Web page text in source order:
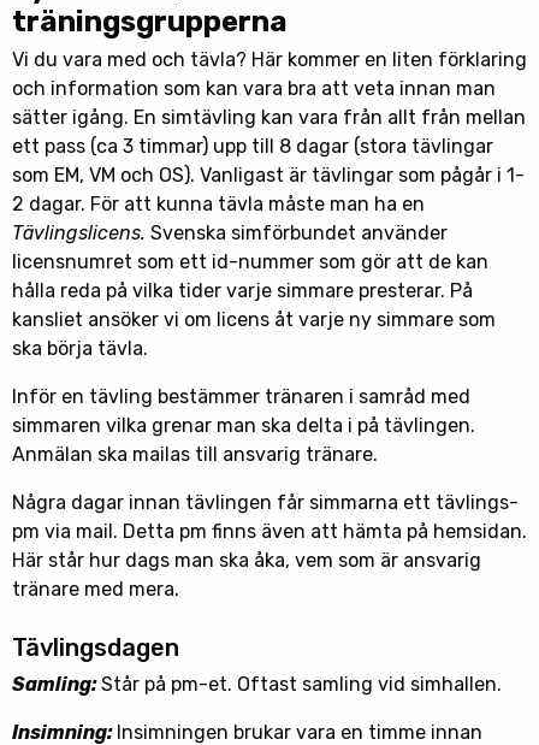
träningsgrupperna
Vi du vara med och tävla? Här kommer en liten förklaring
och information som kan vara bra att veta innan man
sätter igång. En simtävling kan vara från allt från mellan
ett pass (ca 3 timmar) upp till 8 dagar (stora tävlingar
som EM, VM och OS). Vanligast är tävlingar som pågår i 1-
2 dagar. För att kunna tävla måste man ha en
Tävlingslicens. Svenska simförbundet använder
licensnumret som ett id-nummer som gör att de kan
hålla reda på vilka tider varje simmare presterar. På
kansliet ansöker vi om licens åt varje ny simmare som
ska börja tävla.
Inför en tävling bestämmer tränaren i samråd med
simmaren vilka grenar man ska delta i på tävlingen.
Anmälan ska mailas till ansvarig tränare.
Några dagar innan tävlingen får simmarna ett tävlings-
pm via mail. Detta pm finns även att hämta på hemsidan.
Här står hur dags man ska åka, vem som är ansvarig
tränare med mera.
Tävlingsdagen
Samling:Står på pm-et. Oftast samling vid simhallen.
Insimning: Insimningen brukar vara en timme innan